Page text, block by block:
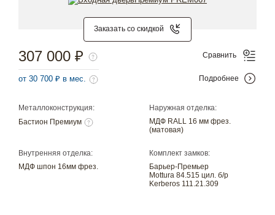
Заказать со скидкой
Металлоконструкция:
Бастион Премиум
Наружная отделка:
МДФ RALL 16 мм фрез.
(матовая)
Внутренняя отделка:
МДФ шпон 16мм фрез.
Комплект замков:
Барьер-Премьер
Mottura 84.515 цил. б/р
Kerberos 111.21.309
307 000 ₽
от 30 700 ₽ в мес.
Сравнить
Подробнее